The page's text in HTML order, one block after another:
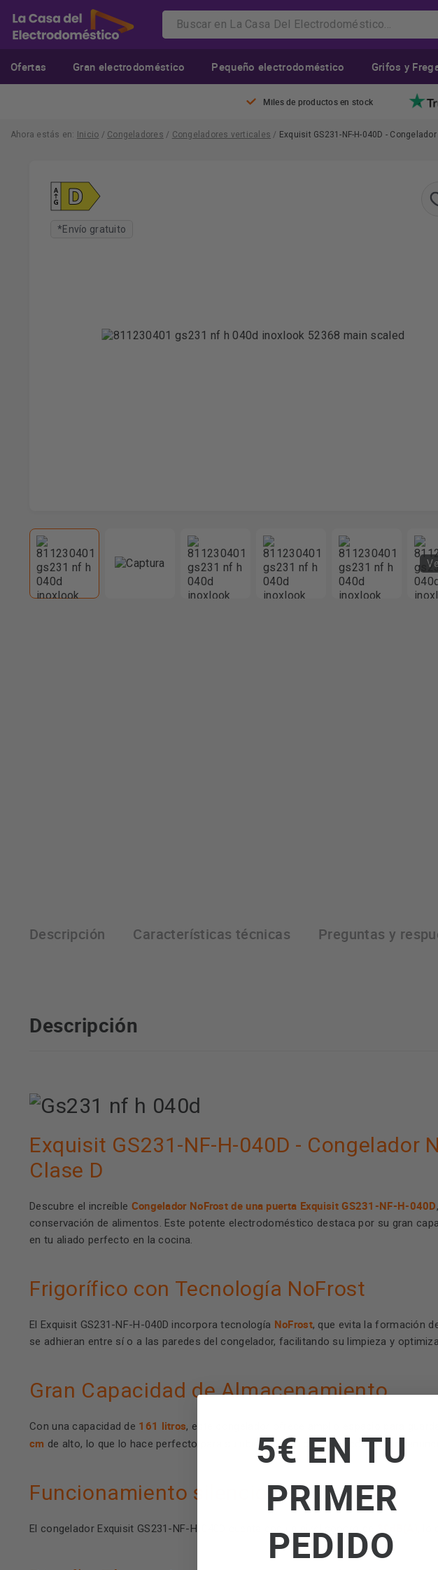
Ofertas Gran electrodoméstico Pequeño electrodoméstico Grifos y
Miles de productos en stock
Ahora estás en: Inicio / Congeladores / Congeladores verticales / Exquisit GS231-NF-H-040D -
*Envío gratuito
Descripción Características técnicas Preguntas y
Descripción
Exquisit GS231-NF-H-040D - Congelador
Clase D
Descubre el increíble Congelador NoFrost de una puerta Exquisit GS231-NF-H-040D
conservación de alimentos. Este potente electrodoméstico destaca por su gran
en tu aliado perfecto en la cocina.
Frigorífico con Tecnología NoFrost
El Exquisit GS231-NF-H-040D incorpora tecnología NoFrost, que evita la formación
se adhieran entre sí o a las paredes del congelador, facilitando su limpieza y
Gran Capacidad de Almacenamiento
Con una capacidad de 161 litros, este congelador ofrece amplio espacio para
cm de alto, lo que lo hace perfecto para su ubicación en cualquier cocina, sin
Funcionamiento silencioso
El congelador Exquisit GS231-NF-H-040D cuenta con un nivel sonoro de ,
5€ EN TU
PRIMER
PEDIDO